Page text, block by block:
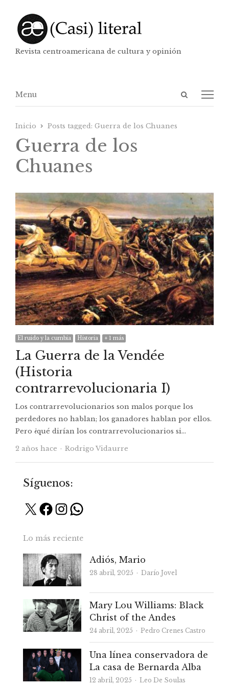
Revista centroamericana de cultura y opinión
Abrir
Menú
Menu
Inicio Posts tagged: Guerra de los Chuanes
Guerra de los
Chuanes
El ruido y la cumbia Historia + 1 más
La Guerra de la Vendée
(Historia
contrarrevolucionaria I)
Los contrarrevolucionarios son malos porque los
perdedores no hablan; los ganadores hablan por ellos.
Pero ¿qué dirían los contrarrevolucionarios si…
2 años hace
Autor
Rodrigo Vidaurre
Síguenos:
X Facebook
Instagram
WhatsApp
Lo más reciente
Adiós, Mario
28 abril, 2025 Autor
Darío Jovel
Mary Lou Williams: Black
Christ of the Andes
24 abril, 2025 Autor
Pedro Crenes Castro
Una línea conservadora de
La casa de Bernarda Alba
12 abril, 2025 Autor
Leo De Soulas